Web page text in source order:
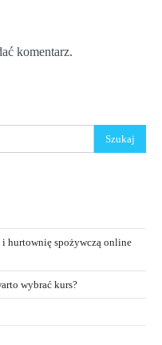
komentarz.
hurtownię spożywczą online
wybrać kurs?